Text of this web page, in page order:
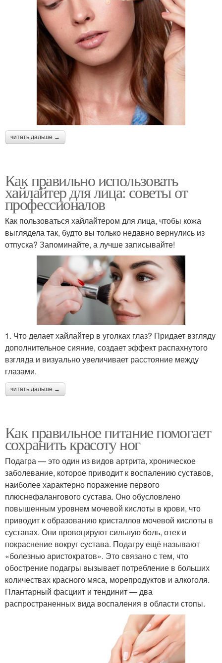
читать дальше →
Как правильно использовать
хайлайтер для лица: советы от
профессионалов
Как пользоваться хайлайтером для лица, чтобы кожа
выглядела так, будто вы только недавно вернулись из
отпуска? Запоминайте, а лучше записывайте!
1. Что делает хайлайтер в уголках глаз? Придает взгляду
дополнительное сияние, создает эффект распахнутого
взгляда и визуально увеличивает расстояние между
глазами.
читать дальше →
Как правильное питание помогает
сохранить красоту ног
Подагра — это один из видов артрита, хроническое
заболевание, которое приводит к воспалению суставов,
наиболее характерно поражение первого
плюснефалангового сустава. Оно обусловлено
повышенным уровнем мочевой кислоты в крови, что
приводит к образованию кристаллов мочевой кислоты в
суставах. Они провоцируют сильную боль, отек и
покраснение вокруг сустава. Подагру ещё называют
«болезнью аристократов». Это связано с тем, что
обострение подагры вызывает потребление в больших
количествах красного мяса, морепродуктов и алкоголя.
Плантарный фасциит и тендинит — два
распространенных вида воспаления в области стопы.